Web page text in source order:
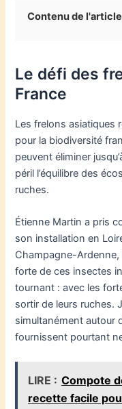
Contenu de l'article
Le défi des
France
Les frelons asiatiques
pour la biodiversité
peuvent éliminer
péril l’équilibre des
ruches.
Étienne Martin a pris
son installation en
Champagne-
forte de ces insectes
tournant : avec les
sortir de leurs ruches.
simultanément autour
fournissent pourtant
LIRE : Compote
recette facile